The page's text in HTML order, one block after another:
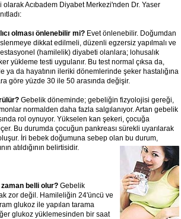
olarak Acıbadem Diyabet Merkezi'nden Dr. Yaser
olması önlenebilir mi? Evet önlenebilir. Doğumdan
dikkat edilmeli, düzenli egzersiz yapılmalı ve
(hamilelik) diyabeti olanlara; lohusalık
yükleme testi uygulanır. Bu test normal çıksa da,
da hayatının ileriki dönemlerinde şeker hastalığına
göre yüzde 30 ile 50 arasında değişir.
Gebelik döneminde; gebeliğin fizyolojisi gereği,
normalden daha fazla salgılanıyor. Artan gebelik
rol oynuyor. Yükselen kan şekeri, çocuğa
Bu durumda çocuğun pankreası sürekli uyarılarak
İri bebek doğumuna sebep olan bu durum,
atıldığının belirtisidir.
zaman belli olur? Gebelik
zor değil. Hamileliğin 24'üncü ve
glukoz ile yapılan tarama
glukoz yüklemesinden bir saat